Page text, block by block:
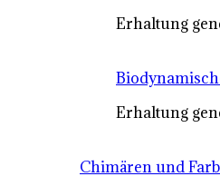
Erhaltung
Erhaltung
Chimären und